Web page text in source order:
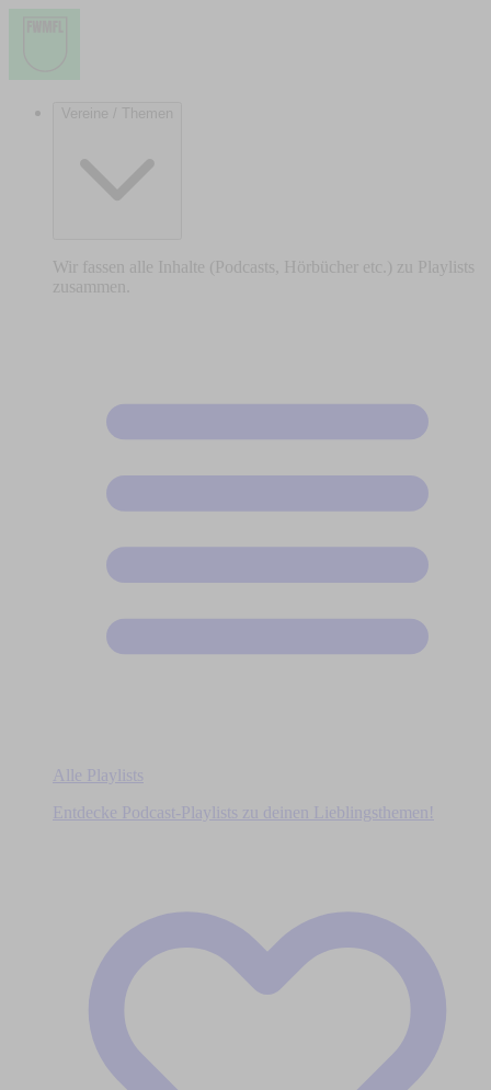
Vereine / Themen
Wir fassen alle Inhalte (Podcasts, Hörbücher etc.) zu Playlists
zusammen.
Alle Playlists
Entdecke Podcast-Playlists zu deinen Lieblingsthemen!